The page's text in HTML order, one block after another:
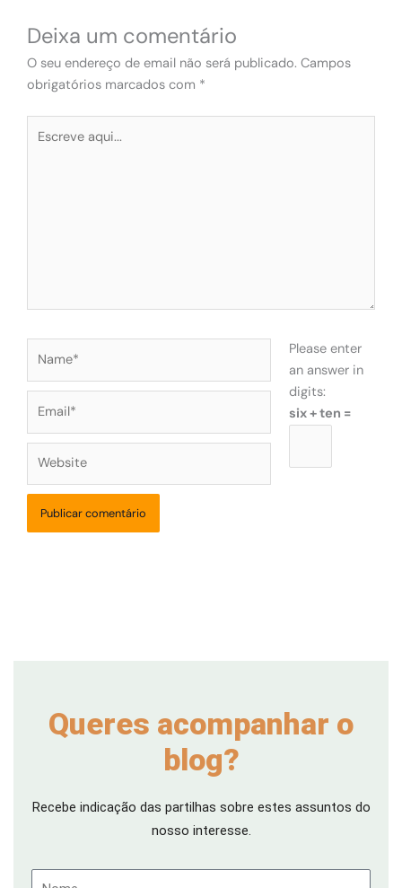
Deixa um comentário
O seu endereço de email não será publicado. Campos
obrigatórios marcados com *
aqui...
Please enter
an answer in
digits:
six + ten =
Queres acompanhar o
blog?
Recebe indicação das partilhas sobre estes assuntos do
nosso interesse.